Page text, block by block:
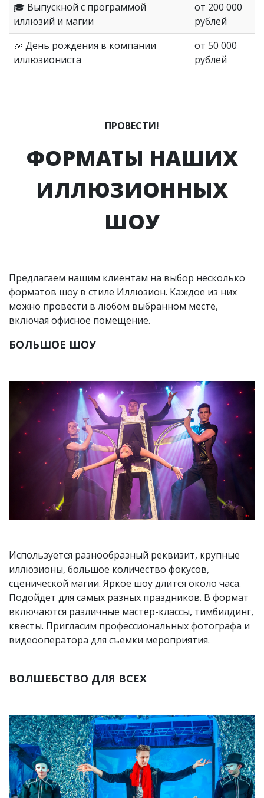
🎓 Выпускной с программой
иллюзий и магии
от 200 000
рублей
🎉 День рождения в компании
иллюзиониста
от 50 000
рублей
ПРОВЕСТИ!
ФОРМАТЫ НАШИХ
ИЛЛЮЗИОННЫХ
ШОУ
Предлагаем нашим клиентам на выбор несколько
форматов шоу в стиле Иллюзион. Каждое из них
можно провести в любом выбранном месте,
включая офисное помещение.
БОЛЬШОЕ ШОУ
Используется разнообразный реквизит, крупные
иллюзионы, большое количество фокусов,
сценической магии. Яркое шоу длится около часа.
Подойдет для самых разных праздников. В формат
включаются различные мастер-классы, тимбилдинг,
квесты. Пригласим профессиональных фотографа и
видеооператора для съемки мероприятия.
ВОЛШЕБСТВО ДЛЯ ВСЕХ